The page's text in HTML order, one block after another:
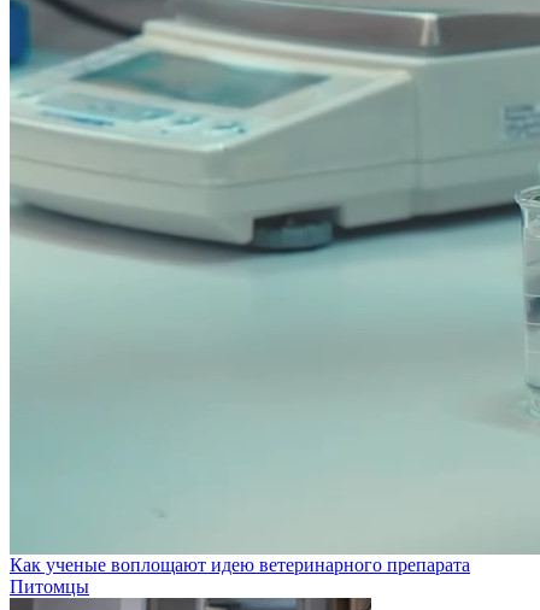
Как ученые воплощают идею ветеринарного препарата
Питомцы